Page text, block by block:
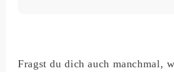
Fragst du dich auch manchmal,